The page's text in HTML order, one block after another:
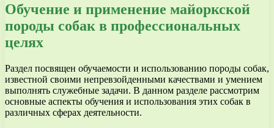
Обучение и применение майоркской
породы собак в профессиональных
целях
Раздел посвящен обучаемости и использованию породы собак,
известной своими непревзойденными качествами и умением
выполнять служебные задачи. В данном разделе рассмотрим
основные аспекты обучения и использования этих собак в
различных сферах деятельности.